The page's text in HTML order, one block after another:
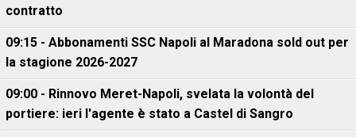
contratto
09:15 - Abbonamenti SSC Napoli al Maradona sold out per
la stagione 2026-2027
09:00 - Rinnovo Meret-Napoli, svelata la volontà del
portiere: ieri l'agente è stato a Castel di Sangro